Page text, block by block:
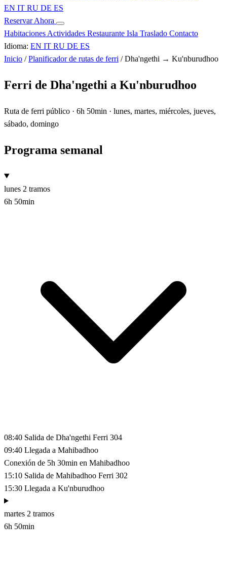
EN IT RU DE ES
Reservar Ahora
Habitaciones Actividades Restaurante Isla Traslado Contacto
Idioma: EN IT RU DE ES
Inicio / Planificador de rutas de ferri / Dha'ngethi → Ku'nburudhoo
Ferri de Dha'ngethi a Ku'nburudhoo
Ruta de ferri público · 6h 50min · lunes, martes, miércoles, jueves,
sábado, domingo
Programa semanal
lunes 2 tramos
6h 50min
08:40 Salida de Dha'ngethi Ferri 304
09:40 Llegada a Mahibadhoo
Conexión de 5h 30min en Mahibadhoo
15:10 Salida de Mahibadhoo Ferri 302
15:30 Llegada a Ku'nburudhoo
martes 2 tramos
6h 50min